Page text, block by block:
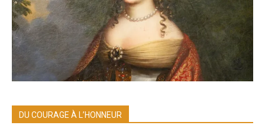
DU COURAGE À L’HONNEUR